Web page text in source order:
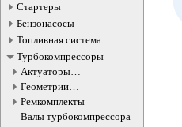
Стартеры
Бензонасосы
Топливная система
Турбокомпрессоры
Актуаторы
турбокомпрессора
Геометрии
турбокомпрессора
Ремкомплекты
Валы турбокомпрессора